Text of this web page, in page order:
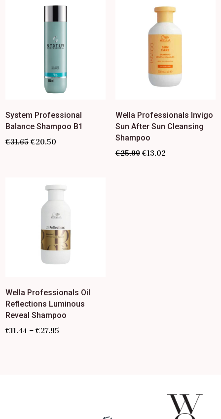
System Professional
Balance Shampoo B1
€31.65 €20.50
Wella Professionals Invigo
Sun After Sun Cleansing
Shampoo
€25.99 €13.02
Wella Professionals Oil
Reflections Luminous
Reveal Shampoo
€11.44 –€27.95